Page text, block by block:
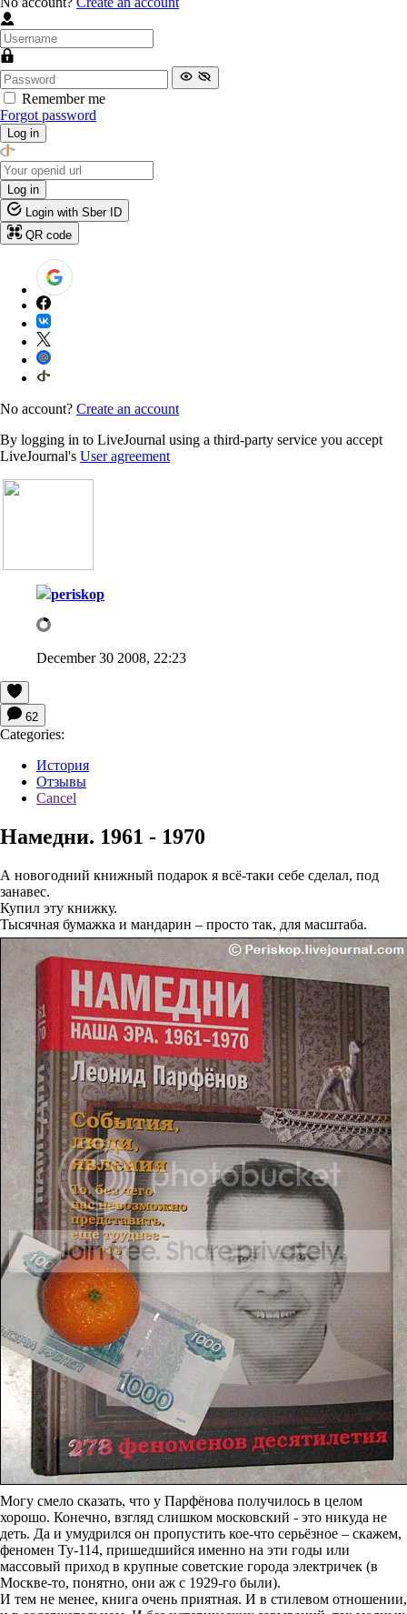
Remember me
Forgot password
Log in
Log in
Login with Sber ID
QR code
No account? Create an account
By logging in to LiveJournal using a third-party service you accept
LiveJournal's User agreement
periskop
December 30 2008, 22:23
62
Categories:
История
Отзывы
Cancel
Намедни. 1961 - 1970
А новогодний книжный подарок я всё-таки себе сделал, под
занавес.
Купил эту книжку.
Тысячная бумажка и мандарин – просто так, для масштаба.
Могу смело сказать, что у Парфёнова получилось в целом
хорошо. Конечно, взгляд слишком московский - это никуда не
деть. Да и умудрился он пропустить кое-что серьёзное – скажем,
феномен Ту-114, пришедшийся именно на эти годы или
массовый приход в крупные советские города электричек (в
Москве-то, понятно, они аж с 1929-го были).
И тем не менее, книга очень приятная. И в стилевом отношении,